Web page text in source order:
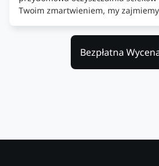
Twoim zmartwieniem, my
Bezpłatna